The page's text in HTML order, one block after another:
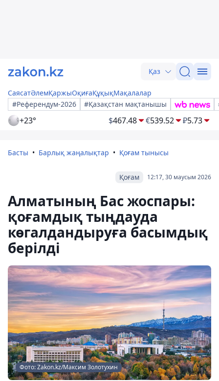
Қаз
СаясатӘлемҚаржыОқиғаҚұқықМақалалар
#Референдум-2026
#Қазақстан мақтанышы
+23° $467.48 €539.52 ₽5.73
Басты Барлық жаңалықтар Қоғам тынысы
12:17, 30 маусым 2026
Қоғам
Алматының Бас жоспары:
қоғамдық тыңдауда
көгалдандыруға басымдық
берілді
Фото: Zakon.kz/Максим Золотухин